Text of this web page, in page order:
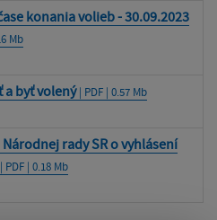
konania volieb - 30.09.2023
Mb
a byť volený| PDF | 0.57 Mb
rady SR o vyhlásení
PDF | 0.18 Mb